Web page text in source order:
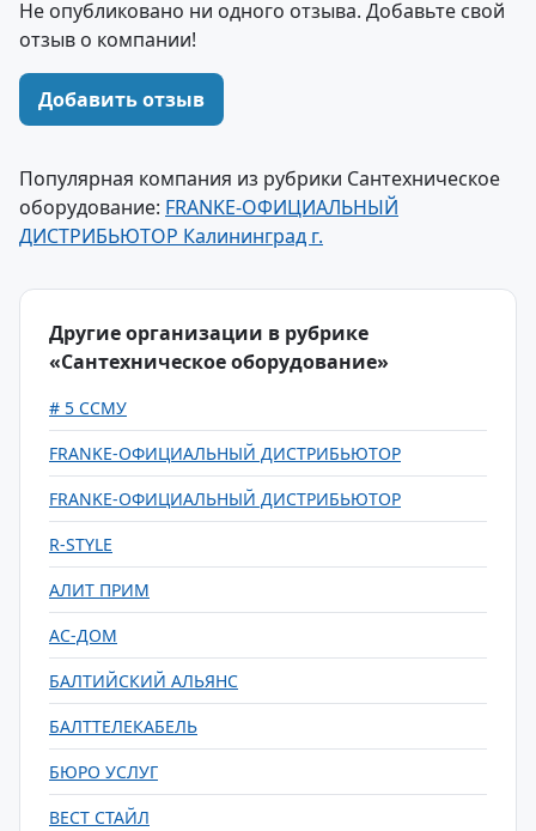
Не опубликовано ни одного отзыва. Добавьте свой
отзыв о компании!
Добавить отзыв
Популярная компания из рубрики Сантехническое
оборудование: FRANKE-ОФИЦИАЛЬНЫЙ
ДИСТРИБЬЮТОР Калининград г.
Другие организации в рубрике
«Сантехническое оборудование»
# 5 ССМУ
FRANKE-ОФИЦИАЛЬНЫЙ ДИСТРИБЬЮТОР
FRANKE-ОФИЦИАЛЬНЫЙ ДИСТРИБЬЮТОР
R-STYLE
АЛИТ ПРИМ
АС-ДОМ
БАЛТИЙСКИЙ АЛЬЯНС
БАЛТТЕЛЕКАБЕЛЬ
БЮРО УСЛУГ
ВЕСТ СТАЙЛ